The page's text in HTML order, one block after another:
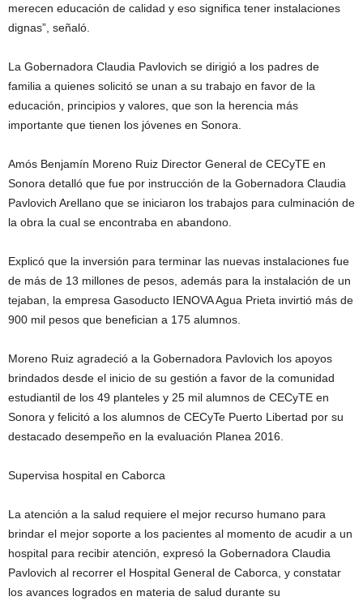
merecen educación de calidad y eso significa tener instalaciones
dignas”, señaló.
La Gobernadora Claudia Pavlovich se dirigió a los padres de
familia a quienes solicitó se unan a su trabajo en favor de la
educación, principios y valores, que son la herencia más
importante que tienen los jóvenes en Sonora.
Amós Benjamín Moreno Ruiz Director General de CECyTE en
Sonora detalló que fue por instrucción de la Gobernadora Claudia
Pavlovich Arellano que se iniciaron los trabajos para culminación de
la obra la cual se encontraba en abandono.
Explicó que la inversión para terminar las nuevas instalaciones fue
de más de 13 millones de pesos, además para la instalación de un
tejaban, la empresa Gasoducto IENOVA Agua Prieta invirtió más de
900 mil pesos que benefician a 175 alumnos.
Moreno Ruiz agradeció a la Gobernadora Pavlovich los apoyos
brindados desde el inicio de su gestión a favor de la comunidad
estudiantil de los 49 planteles y 25 mil alumnos de CECyTE en
Sonora y felicitó a los alumnos de CECyTe Puerto Libertad por su
destacado desempeño en la evaluación Planea 2016.
Supervisa hospital en Caborca
La atención a la salud requiere el mejor recurso humano para
brindar el mejor soporte a los pacientes al momento de acudir a un
hospital para recibir atención, expresó la Gobernadora Claudia
Pavlovich al recorrer el Hospital General de Caborca, y constatar
los avances logrados en materia de salud durante su